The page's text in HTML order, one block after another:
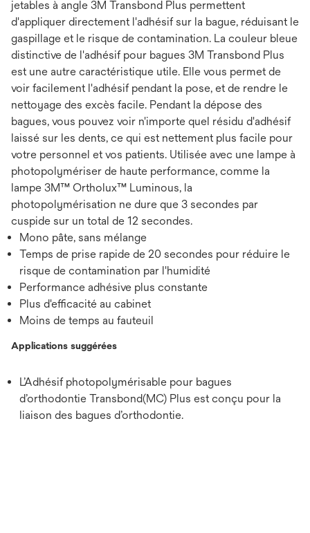
jetables à angle 3M Transbond Plus permettent
d'appliquer directement l'adhésif sur la bague, réduisant le
gaspillage et le risque de contamination. La couleur bleue
distinctive de l'adhésif pour bagues 3M Transbond Plus
est une autre caractéristique utile. Elle vous permet de
voir facilement l'adhésif pendant la pose, et de rendre le
nettoyage des excès facile. Pendant la dépose des
bagues, vous pouvez voir n'importe quel résidu d'adhésif
laissé sur les dents, ce qui est nettement plus facile pour
votre personnel et vos patients. Utilisée avec une lampe à
photopolymériser de haute performance, comme la
lampe 3M™ Ortholux™ Luminous, la
photopolymérisation ne dure que 3 secondes par
cuspide sur un total de 12 secondes.
Mono pâte, sans mélange
Temps de prise rapide de 20 secondes pour réduire le
risque de contamination par l'humidité
Performance adhésive plus constante
Plus d'efficacité au cabinet
Moins de temps au fauteuil
Applications suggérées
L’Adhésif photopolymérisable pour bagues
d’orthodontie Transbond(MC) Plus est conçu pour la
liaison des bagues d’orthodontie.